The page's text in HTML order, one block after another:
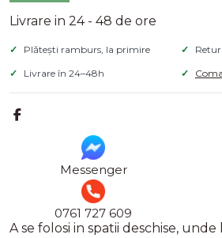
Livrare in 24 - 48 de ore
A se folosi in spatii deschise,
Plătești ramburs, la primire
Livrare în 24–48h
Messenger
0761 727 609